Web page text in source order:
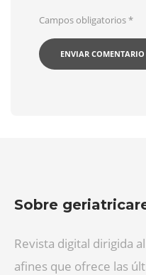
Campos obligatorios*
Sobre
Revista digital dirigida
afines que ofrece las